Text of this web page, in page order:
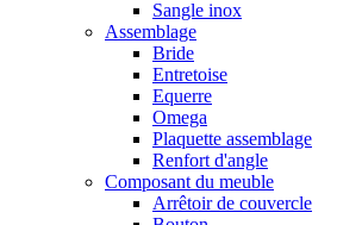
Sangle inox
Assemblage
Bride
Entretoise
Equerre
Omega
Plaquette assemblage
Renfort d'angle
Composant du meuble
Arrêtoir de couvercle